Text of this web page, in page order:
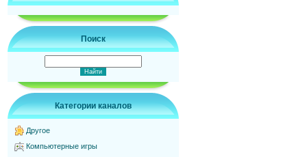
Поиск
Категории каналов
Другое
Компьютерные игры